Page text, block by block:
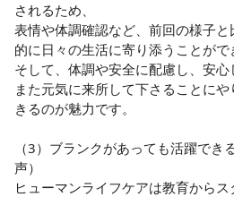
されるため、
表情や体調確認など、前回の様子
的に日々の生活に寄り添うことがで
そして、体調や安全に配慮し、安心
また元気に来所して下さることに
きるのが魅力です。
（3）ブランクがあっても活躍で
声）
ヒューマンライフケアは教育からス